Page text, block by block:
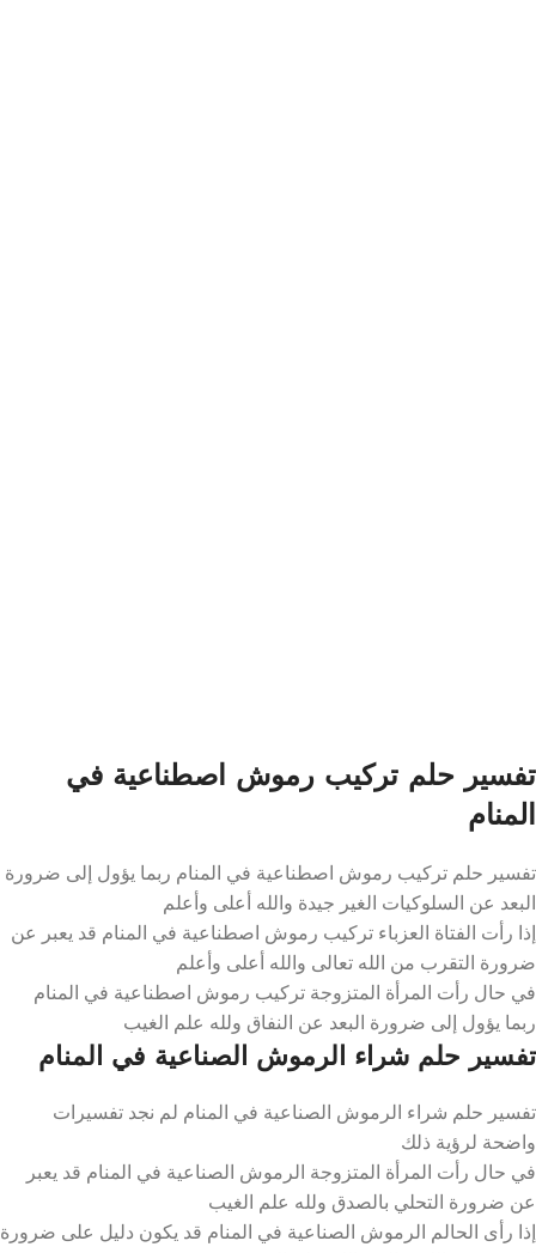
تفسير حلم تركيب رموش اصطناعية في
المنام
تفسير حلم تركيب رموش اصطناعية في المنام ربما يؤول إلى ضرورة
البعد عن السلوكيات الغير جيدة والله أعلى وأعلم
إذا رأت الفتاة العزباء تركيب رموش اصطناعية في المنام قد يعبر عن
ضرورة التقرب من الله تعالى والله أعلى وأعلم
في حال رأت المرأة المتزوجة تركيب رموش اصطناعية في المنام
ربما يؤول إلى ضرورة البعد عن النفاق ولله علم الغيب
تفسير حلم شراء الرموش الصناعية في المنام
تفسير حلم شراء الرموش الصناعية في المنام لم نجد تفسيرات
واضحة لرؤية ذلك
في حال رأت المرأة المتزوجة الرموش الصناعية في المنام قد يعبر
عن ضرورة التحلي بالصدق ولله علم الغيب
إذا رأى الحالم الرموش الصناعية في المنام قد يكون دليل على ضرورة